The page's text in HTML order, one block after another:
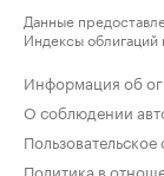
Данные
Индексы
Информация об
О соблюдении
Политика в